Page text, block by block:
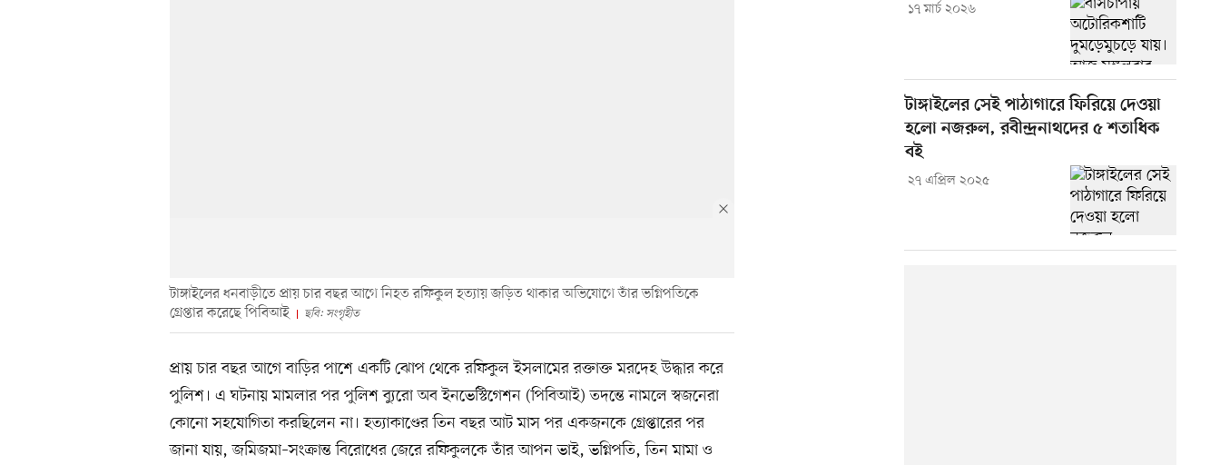
টাঙ্গাইলের ধনবাড়ীতে প্রায় চার বছর আগে নিহত রফিকুল হত্যায় জড়িত থাকার অভিযোগে তাঁর ভগ্নিপতিকে
গ্রেপ্তার করেছে পিবিআই
ছবি: সংগৃহীত
প্রায় চার বছর আগে বাড়ির পাশে একটি ঝোপ থেকে রফিকুল ইসলামের রক্তাক্ত মরদেহ উদ্ধার করে
পুলিশ। এ ঘটনায় মামলার পর পুলিশ ব্যুরো অব ইনভেস্টিগেশন (পিবিআই) তদন্তে নামলে স্বজনেরা
কোনো সহযোগিতা করছিলেন না। হত্যাকাণ্ডের তিন বছর আট মাস পর একজনকে গ্রেপ্তারের পর
জানা যায়, জমিজমা–সংক্রান্ত বিরোধের জেরে রফিকুলকে তাঁর আপন ভাই, ভগ্নিপতি, তিন মামা ও
১৭ মার্চ ২০২৬
টাঙ্গাইলের সেই পাঠাগারে ফিরিয়ে দেওয়া
হলো নজরুল, রবীন্দ্রনাথদের ৫ শতাধিক
বই
২৭ এপ্রিল ২০২৫